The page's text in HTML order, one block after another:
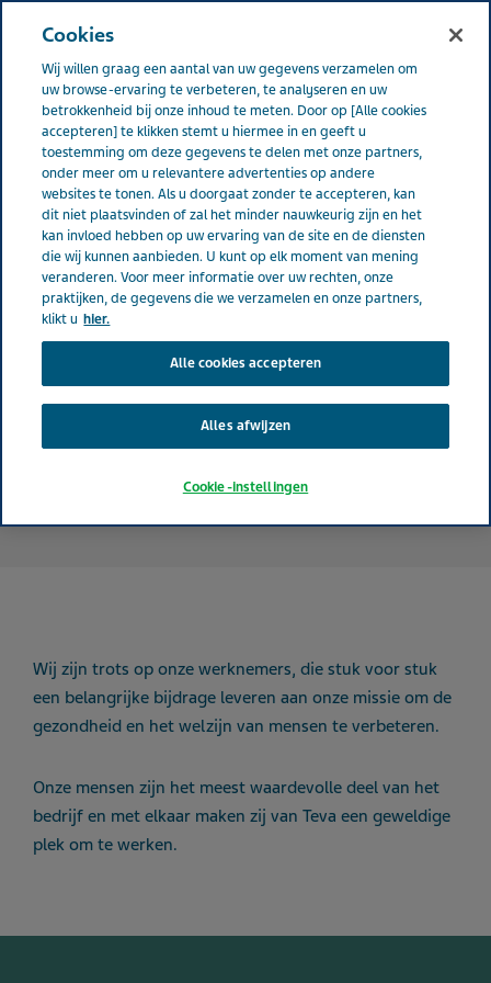
Nederland Jouw carrière Article pages Onze mensen
Onze mensen
Wij zijn trots op onze werknemers, die stuk voor stuk
een belangrijke bijdrage leveren aan onze missie om de
gezondheid en het welzijn van mensen te verbeteren.
Onze mensen zijn het meest waardevolle deel van het
bedrijf en met elkaar maken zij van Teva een geweldige
plek om te werken.
Cookies
Wij willen graag een aantal van uw gegevens verzamelen om
uw browse-ervaring te verbeteren, te analyseren en uw
betrokkenheid bij onze inhoud te meten. Door op [Alle cookies
accepteren] te klikken stemt u hiermee in en geeft u
toestemming om deze gegevens te delen met onze partners,
onder meer om u relevantere advertenties op andere
websites te tonen. Als u doorgaat zonder te accepteren, kan
dit niet plaatsvinden of zal het minder nauwkeurig zijn en het
kan invloed hebben op uw ervaring van de site en de diensten
die wij kunnen aanbieden. U kunt op elk moment van mening
veranderen. Voor meer informatie over uw rechten, onze
praktijken, de gegevens die we verzamelen en onze partners,
klikt u hier.
Alle cookies accepteren
Alles afwijzen
Cookie-instellingen